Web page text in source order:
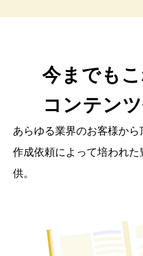
今までも
コンテン
あらゆる業界のお客様か
作成依頼によって培われ
供。